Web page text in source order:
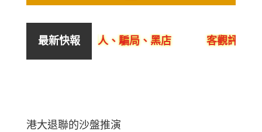
最新快報
銷售、呃人、騙局、黑店 客觀評價YYLam林
港大退聯的沙盤推演